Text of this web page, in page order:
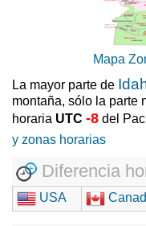
Mapa
La mayor parte de
montaña, sólo la parte
horaria UTC -8 del
y zonas horarias
Diferencia
USA